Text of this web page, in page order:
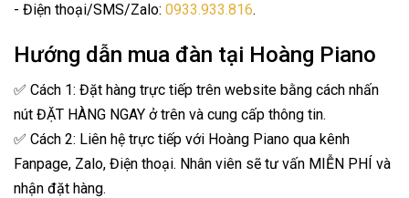
- Điện thoại/SMS/Zalo: 0933.933.816.
Hướng dẫn mua đàn tại Hoàng Piano
✅ Cách 1: Đặt hàng trực tiếp trên website bằng cách nhấn
nút ĐẶT HÀNG NGAY ở trên và cung cấp thông tin.
✅ Cách 2: Liên hệ trực tiếp với Hoàng Piano qua kênh
Fanpage, Zalo, Điện thoại. Nhân viên sẽ tư vấn MIỄN PHÍ và
nhận đặt hàng.